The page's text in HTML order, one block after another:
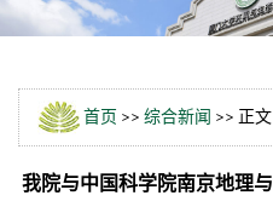
首页 >> 综合新闻 >> 正文
我院与中国科学院南京地理